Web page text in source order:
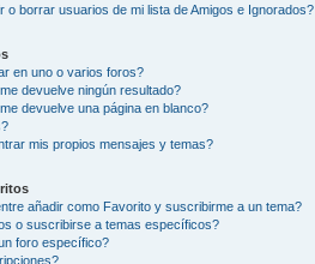
o borrar usuarios de mi lista de Amigos e Ignorados?
en uno o varios foros?
devuelve ningún resultado?
devuelve una página en blanco?
mis propios mensajes y temas?
añadir como Favorito y suscribirme a un tema?
o suscribirse a temas específicos?
foro específico?